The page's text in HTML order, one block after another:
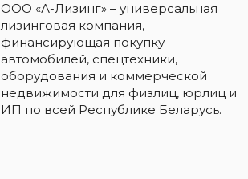
ООО «А-Лизинг» – универсальная
лизинговая компания,
финансирующая покупку
автомобилей, спецтехники,
оборудования и коммерческой
недвижимости для физлиц, юрлиц и
ИП по всей Республике Беларусь.